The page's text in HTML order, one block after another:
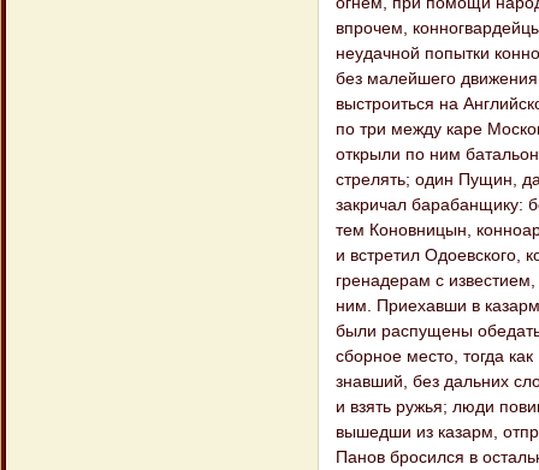
впрочем,
неудачной попытки
без малейшего
выстроиться на
по три между каре
открыли по ним
стрелять; один Пущин,
закричал барабанщику:
тем Коновницын,
и встретил Одоевского,
гренадерам с
ним. Приехавши в
были распущены
сборное место, тогда
знавший, без дальних
и взять ружья; люди
вышедши из казарм,
Панов бросился в